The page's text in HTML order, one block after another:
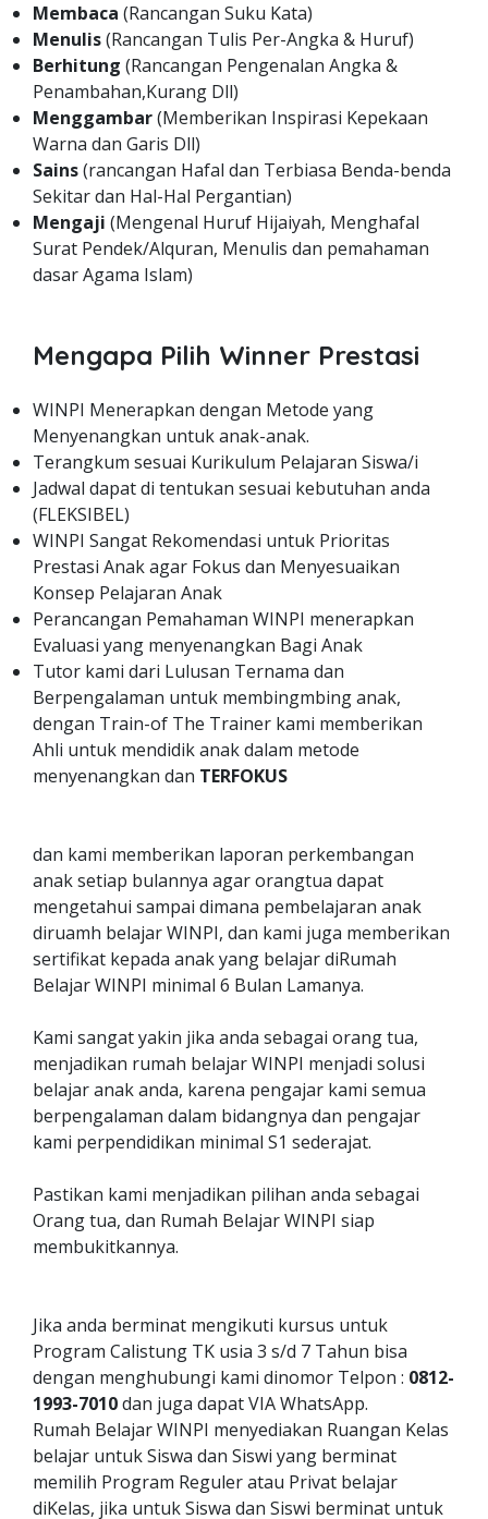
Membaca (Rancangan Suku Kata)
Menulis(Rancangan Tulis Per-Angka & Huruf)
Berhitung (Rancangan Pengenalan Angka &
Penambahan,Kurang Dll)
Menggambar(Memberikan Inspirasi Kepekaan
Warna dan Garis Dll)
Sains(rancangan Hafal dan Terbiasa Benda-benda
Sekitar dan Hal-Hal Pergantian)
Mengaji (Mengenal Huruf Hijaiyah, Menghafal
Surat Pendek/Alquran, Menulis dan pemahaman
dasar Agama Islam)
Mengapa Pilih Winner Prestasi
WINPI Menerapkan dengan Metode yang
Menyenangkan untuk anak-anak.
Terangkum sesuai Kurikulum Pelajaran Siswa/i
Jadwal dapat di tentukan sesuai kebutuhan anda
(FLEKSIBEL)
WINPI Sangat Rekomendasi untuk Prioritas
Prestasi Anak agar Fokus dan Menyesuaikan
Konsep Pelajaran Anak
Perancangan Pemahaman WINPI menerapkan
Evaluasi yang menyenangkan Bagi Anak
Tutor kami dari Lulusan Ternama dan
Berpengalaman untuk membingmbing anak,
dengan Train-of The Trainer kami memberikan
Ahli untuk mendidik anak dalam metode
menyenangkan dan TERFOKUS
dan kami memberikan laporan perkembangan
anak setiap bulannya agar orangtua dapat
mengetahui sampai dimana pembelajaran anak
diruamh belajar WINPI, dan kami juga memberikan
sertifikat kepada anak yang belajar diRumah
Belajar WINPI minimal 6 Bulan Lamanya.
Kami sangat yakin jika anda sebagai orang tua,
menjadikan rumah belajar WINPI menjadi solusi
belajar anak anda, karena pengajar kami semua
berpengalaman dalam bidangnya dan pengajar
kami perpendidikan minimal S1 sederajat.
Pastikan kami menjadikan pilihan anda sebagai
Orang tua, dan Rumah Belajar WINPI siap
membukitkannya.
Jika anda berminat mengikuti kursus untuk
Program Calistung TK usia 3 s/d 7 Tahun bisa
dengan menghubungi kami dinomor Telpon : 0812-
1993-7010dan juga dapat VIA WhatsApp.
Rumah Belajar WINPI menyediakan Ruangan Kelas
belajar untuk Siswa dan Siswi yang berminat
memilih Program Reguler atau Privat belajar
diKelas, jika untuk Siswa dan Siswi berminat untuk